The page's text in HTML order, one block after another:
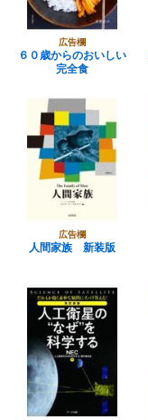
広告欄
６０歳からのおいしい
完全食
広告欄
人間家族 新装版